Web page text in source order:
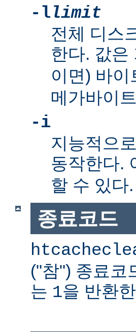
-llimit
전체 디스
한다. 값
이면) 바
메가바이
-i
지능적으
동작한다.
할 수 있다.
종료코드
("참") 종료코
는 1을 반환